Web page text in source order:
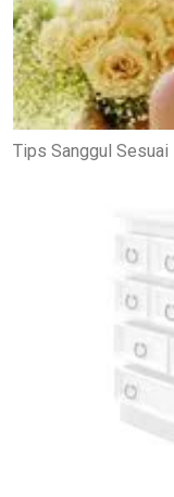
Tips Sanggul Sesuai